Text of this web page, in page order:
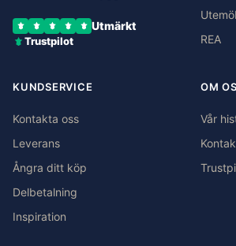
Utmärkt
Trustpilot
REA
KUNDSERVICE
Kontakta oss
Leverans
Ångra ditt köp
Delbetalning
Inspiration
OM
Vår